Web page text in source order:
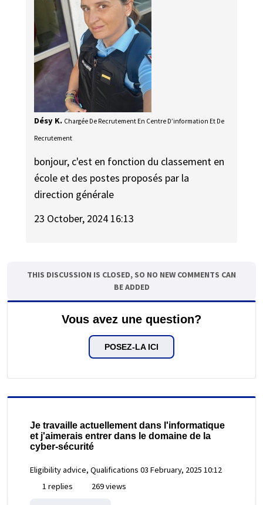
Désy K. Chargée De Recrutement En Centre D’information Et De
Recrutement
bonjour, c'est en fonction du classement en
école et des postes proposés par la
direction générale
23 October, 2024 16:13
THIS DISCUSSION IS CLOSED, SO NO NEW COMMENTS CAN
BE ADDED
Vous avez une question?
POSEZ-LA ICI
Je travaille actuellement dans l'informatique
et j'aimerais entrer dans le domaine de la
cyber-sécurité
Eligibility advice, Qualifications 03 February, 2025 10:12
1 replies
269 views